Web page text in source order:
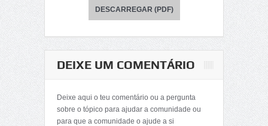
DESCARREGAR (PDF)
DEIXE UM COMENTÁRIO
Deixe aqui o teu comentário ou a pergunta
sobre o tópico para ajudar a comunidade ou
para que a comunidade o ajude a si